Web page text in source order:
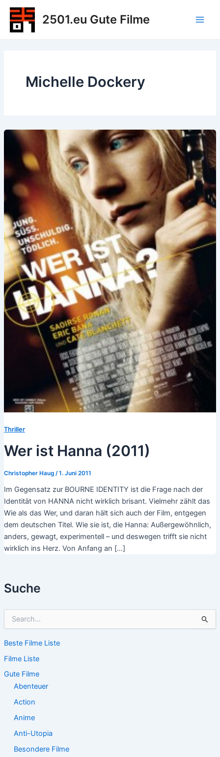
Zum
Inhalt
springen
2501.eu Gute Filme
Suche
h
n
n
Beste Filme Liste
Filme Liste
Gute Filme
Abenteuer
Action
Anime
Anti-Utopia
Besondere Filme
Michelle Dockery
Thriller
Wer ist Hanna (2011)
Christopher Haug /1. Juni 2011
Im Gegensatz zur BOURNE IDENTITY ist die Frage nach der
Identität von HANNA nicht wirklich brisant. Vielmehr zählt das
Wie als das Wer, und daran hält sich auch der Film, entgegen
dem deutschen Titel. Wie sie ist, die Hanna: Außergewöhnlich,
anders, gewagt, experimentell – und deswegen trifft sie nicht
wirklich ins Herz. Von Anfang an […]